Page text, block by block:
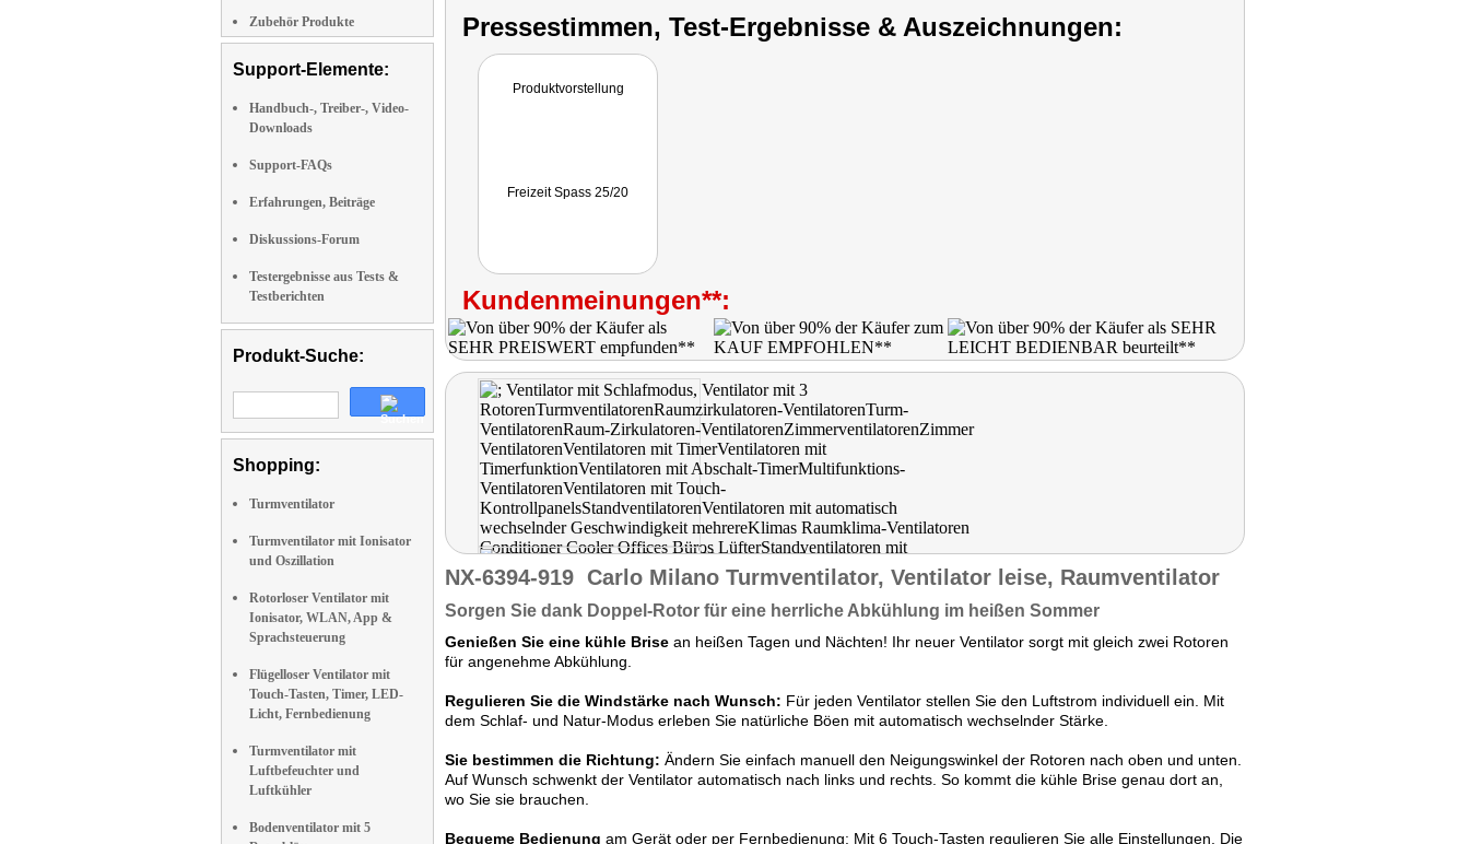
Zubehör Produkte
Support-Elemente:
Handbuch-, Treiber-, Video-
Downloads
Support-FAQs
Erfahrungen, Beiträge
Diskussions-Forum
Testergebnisse aus Tests &
Testberichten
Produkt-Suche:
Shopping:
Turmventilator
Turmventilator mit Ionisator
und Oszillation
Rotorloser Ventilator mit
Ionisator, WLAN, App &
Sprachsteuerung
Flügelloser Ventilator mit
Touch-Tasten, Timer, LED-
Licht, Fernbedienung
Turmventilator mit
Luftbefeuchter und
Luftkühler
Bodenventilator mit 5
Pressestimmen, Test-Ergebnisse & Auszeichnungen:
Produktvorstellung
Freizeit Spass 25/20
Kundenmeinungen**:
NX-6394-919 Carlo Milano Turmventilator, Ventilator leise, Raumventilator
Sorgen Sie dank Doppel-Rotor für eine herrliche Abkühlung im heißen Sommer
Genießen Sie eine kühle Brise an heißen Tagen und Nächten! Ihr neuer Ventilator sorgt mit gleich zwei Rotoren
für angenehme Abkühlung.
Regulieren Sie die Windstärke nach Wunsch: Für jeden Ventilator stellen Sie den Luftstrom individuell ein. Mit
dem Schlaf- und Natur-Modus erleben Sie natürliche Böen mit automatisch wechselnder Stärke.
Sie bestimmen die Richtung: Ändern Sie einfach manuell den Neigungswinkel der Rotoren nach oben und unten.
Auf Wunsch schwenkt der Ventilator automatisch nach links und rechts. So kommt die kühle Brise genau dort an,
wo Sie sie brauchen.
Bequeme Bedienung am Gerät oder per Fernbedienung: Mit 6 Touch-Tasten regulieren Sie alle Einstellungen. Die